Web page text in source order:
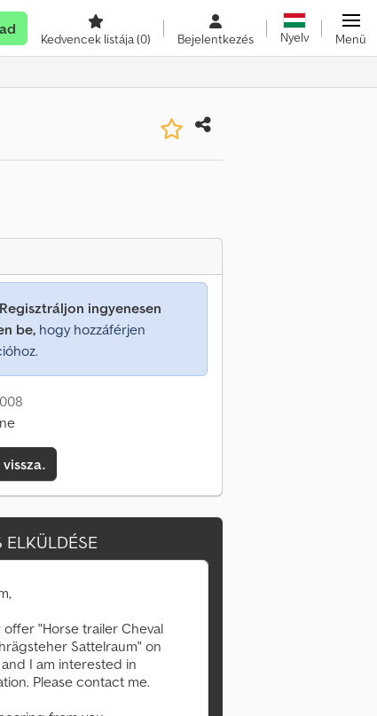
Kedvencek listája(0) Bejelentkezés Nyelv Menü
Regisztráljon ingyenesen
be, hogy hozzáférjen